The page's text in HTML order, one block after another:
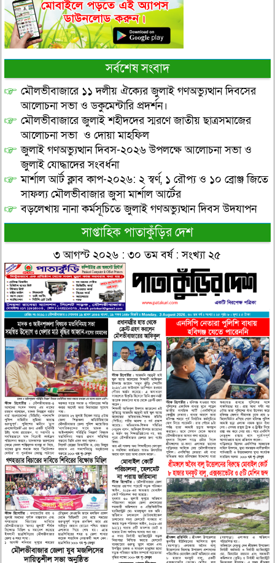
সর্বশেষ সংবাদ
মৌলভীবাজারে ১১ দলীয় ঐক্যের জুলাই গণঅভ্যুত্থান দিবসের
আলোচনা সভা ও ডকুমেন্টারি প্রদর্শন।
মৌলভীবাজারে জুলাই শহীদদের স্মরণে জাতীয় ছাত্রসমাজের
আলোচনা সভা ও দোয়া মাহফিল
জুলাই গণঅভ্যুত্থান দিবস-২০২৬ উপলক্ষে আলোচনা সভা ও
জুলাই যোদ্ধাদের সংবর্ধনা
মার্শাল আর্ট ক্লাব কাপ-২০২৬: ২ স্বর্ণ, ১ রৌপ্য ও ১০ ব্রোঞ্জ জিতে
সাফল্য মৌলভীবাজার জুসা মার্শাল আর্টের
বড়লেখায় নানা কর্মসূচিতে জুলাই গণঅভ্যুত্থান দিবস উদযাপন
সাপ্তাহিক পাতাকুঁড়ির দেশ
৩ আগস্ট ২০২৬ : ৩০ তম বর্ষ : সংখ্যা ২৫